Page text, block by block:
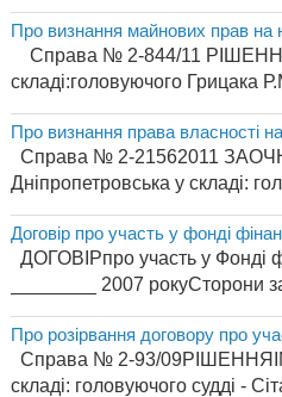
Про визнання майнових прав на
Справа № 2-844/11 РІШЕННЯ
складі:головуючого Грицака
Про визнання права власності
Справа № 2-21562011
Дніпропетровська у складі:
Договір про участь у фонді
ДОГОВІРпро
________ 2007 рокуСторони
Про розірвання договору про
Справа № 2-93/
складі: головуючого судді -